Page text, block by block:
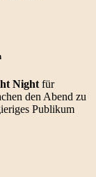
Night für
den Abend zu
Publikum